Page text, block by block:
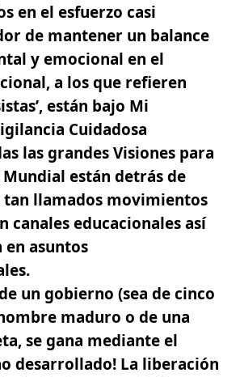
en el esfuerzo casi
de mantener un balance
y emocional en el
a los que refieren
están bajo Mi
Cuidadosa
las grandes Visiones para
están detrás de
tan llamados movimientos
canales educacionales así
asuntos
un gobierno (sea de cinco
maduro o de una
se gana mediante el
desarrollado! La liberación